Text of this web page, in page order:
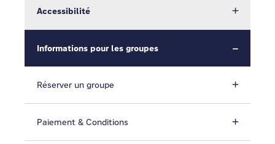
Accessibilité
Informations pour les groupes
Réserver un groupe
Paiement & Conditions